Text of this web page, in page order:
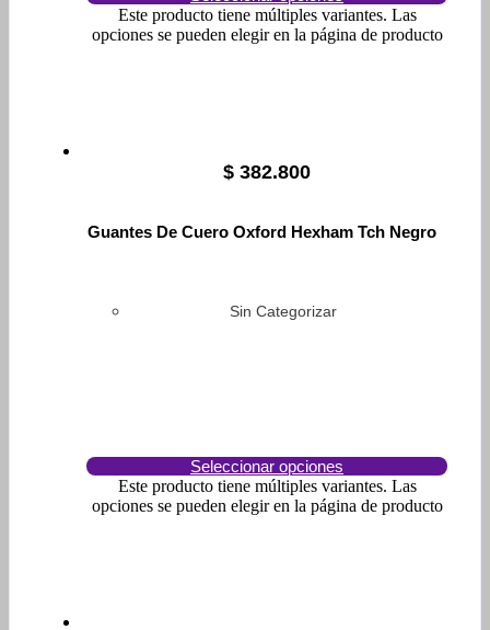
Este producto tiene múltiples variantes. Las
opciones se pueden elegir en la página de producto
$ 382.800
Guantes De Cuero Oxford Hexham Tch Negro
Sin Categorizar
Seleccionar opciones
Este producto tiene múltiples variantes. Las
opciones se pueden elegir en la página de producto